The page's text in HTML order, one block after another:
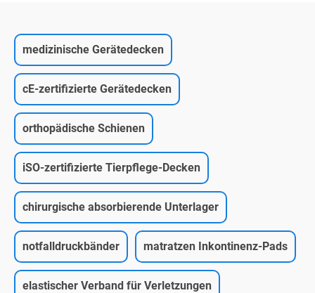
medizinische Gerätedecken
cE-zertifizierte Gerätedecken
orthopädische Schienen
iSO-zertifizierte Tierpflege-Decken
chirurgische absorbierende Unterlager
notfalldruckbänder matratzen Inkontinenz-Pads
elastischer Verband für Verletzungen